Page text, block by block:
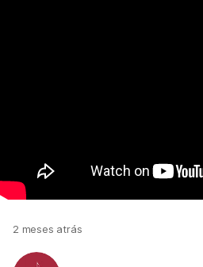
2 meses atrás